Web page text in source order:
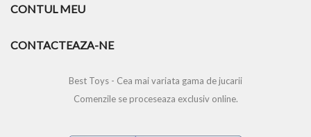
CONTUL MEU
CONTACTEAZA-NE
Best Toys - Cea mai variata gama de jucarii
Comenzile se proceseaza exclusiv online.